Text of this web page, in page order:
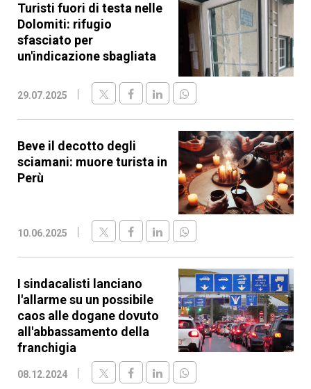
Turisti fuori di testa nelle
Dolomiti: rifugio
sfasciato per
un'indicazione sbagliata
29.07.2025
Beve il decotto degli
sciamani: muore turista in
Perù
10.06.2025
I sindacalisti lanciano
l'allarme su un possibile
caos alle dogane dovuto
all'abbassamento della
franchigia
08.12.2024